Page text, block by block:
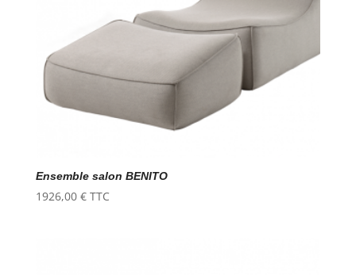
Ensemble salon BENITO
1926,00 € TTC